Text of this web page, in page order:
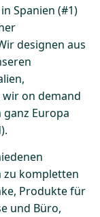
Spanien (#1)
designen aus
on demand
Europa
zu kompletten
Produkte für
und Büro,